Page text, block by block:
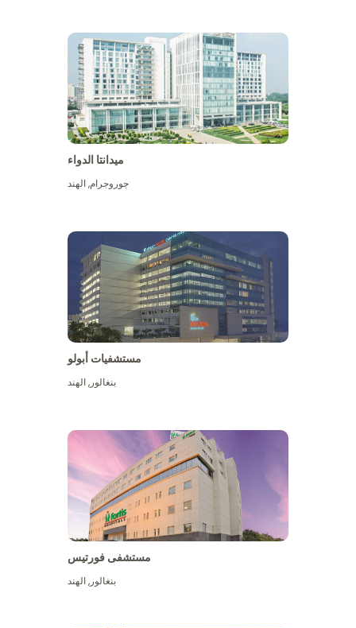
ميدانتا الدواء
جوروجرام,الهند
مستشفيات أبولو
بنغالور,الهند
مستشفى فورتيس
بنغالور,الهند